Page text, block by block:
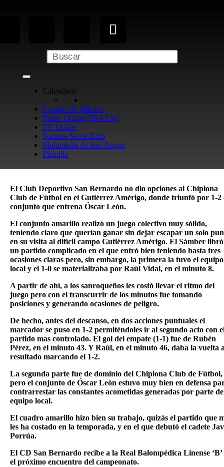
Calendario
Canales de difusión
Radio Online [89.6 FM]
TV Online
Semana Santa 2025
Multimedia de San Roque
Plantilla
El Club Deportivo San Bernardo no dio opciones al Chipiona
Club de Fútbol en el Gutiérrez Amérigo, donde triunfó por 1-2
conjunto que entrena Óscar León.
El conjunto amarillo realizó un juego colectivo muy sólido,
teniendo claro que querían ganar sin dejar escapar un solo
en su visita al difícil campo Gutiérrez Amérigo. El Sámber libró
un partido complicado en el que entró bien teniendo hasta tres
ocasiones claras pero, sin embargo, la primera la tuvo el equipo
local y el 1-0 se materializaba por Raúl Vidal, en el minuto 8.
A partir de ahí, a los sanroqueños les costó llevar el ritmo del
juego pero con el transcurrir de los minutos fue tomando
posiciones y generando ocasiones de peligro.
De hecho, antes del descanso, en dos acciones puntuales el
marcador se puso en 1-2 permiténdoles ir al segundo acto con
partido mas controlado. El gol del empate (1-1) fue de Rubén
Pérez, en el minuto 43. Y Raúl, en el minuto 46, daba la vuelta
resultado marcando el 1-2.
La segunda parte fue de dominio del Chipiona Club de Fútbol,
pero el conjunto de Óscar León estuvo muy bien en defensa
contrarrestar las constantes acometidas generadas por parte
equipo local.
El cuadro amarillo hizo bien su trabajo, quizás el partido que
les ha costado en la temporada, y en el que debutó el cadete
Porrúa.
El CD San Bernardo recibe a la Real Balompédica Linense ‘B’
el próximo encuentro del campeonato.